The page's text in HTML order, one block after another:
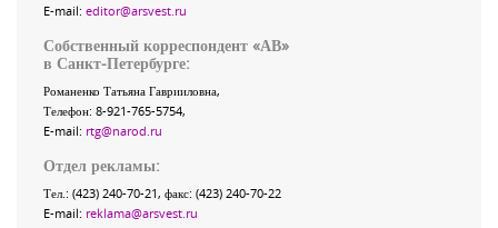
E-mail: editor@arsvest.ru
Собственный корреспондент «АВ»
в Санкт-Петербурге:
Романенко Татьяна Гаврииловна,
Телефон: 8-921-765-5754,
E-mail: rtg@narod.ru
Отдел рекламы:
Тел.: (423) 240-70-21, факс: (423) 240-70-22
E-mail: reklama@arsvest.ru